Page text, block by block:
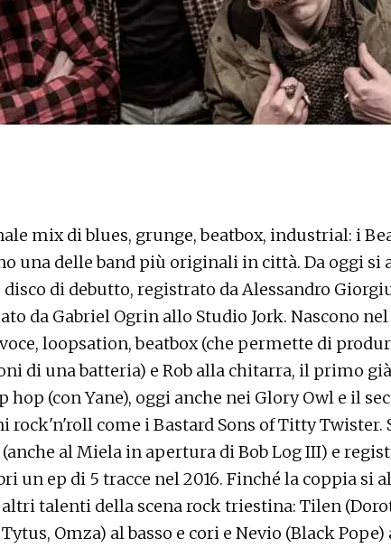
mix di blues, grunge, beatbox, industrial: i
una delle band più originali in città. Da oggi si
di debutto, registrato da Alessandro
da Gabriel Ogrin allo Studio Jork. Nascono nel
loopsation, beatbox (che permette di
di una batteria) e Rob alla chitarra, il primo
hop (con Yane), oggi anche nei Glory Owl e il
rock'n'roll come i Bastard Sons of Titty Twister.
al Miela in apertura di Bob Log III) e
un ep di 5 tracce nel 2016. Finché la coppia si
talenti della scena rock triestina: Tilen
Omza) al basso e cori e Nevio (Black